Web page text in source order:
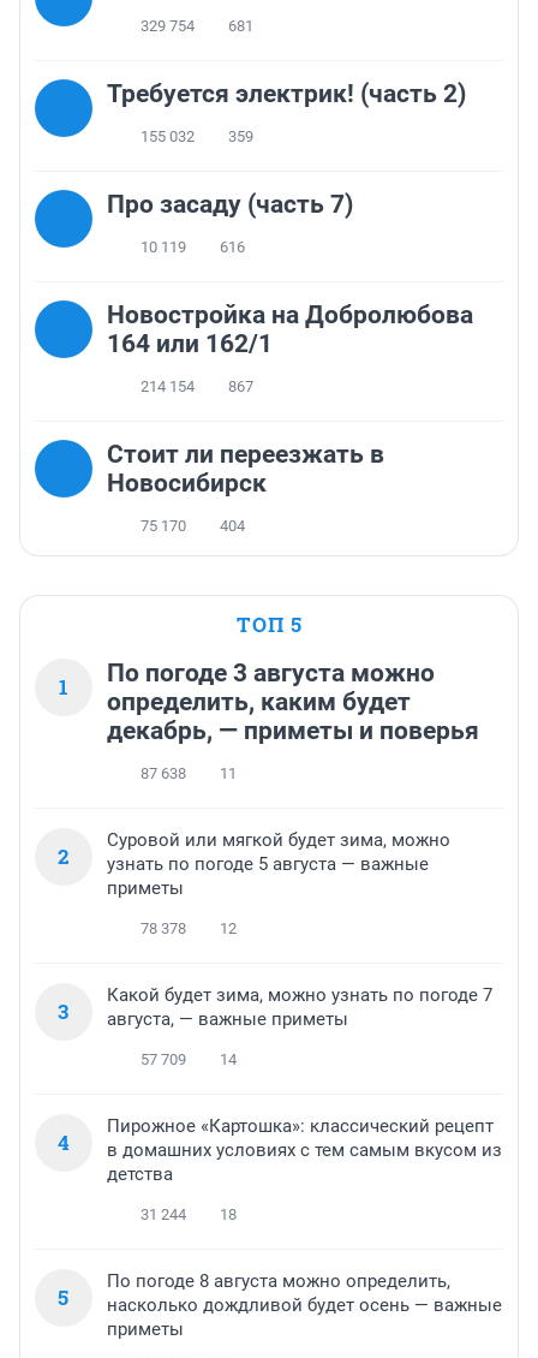
329 754 681
Требуется электрик! (часть 2)
155 032 359
Про засаду (часть 7)
10 119 616
Новостройка на Добролюбова
164 или 162/1
214 154 867
Стоит ли переезжать в
Новосибирск
75 170 404
ТОП 5
1
По погоде 3 августа можно
определить, каким будет
декабрь, — приметы и поверья
87 638 11
2
Суровой или мягкой будет зима, можно
узнать по погоде 5 августа — важные
приметы
78 378 12
3
Какой будет зима, можно узнать по погоде 7
августа, — важные приметы
57 709 14
4
Пирожное «Картошка»: классический рецепт
в домашних условиях с тем самым вкусом из
детства
31 244 18
5
По погоде 8 августа можно определить,
насколько дождливой будет осень — важные
приметы